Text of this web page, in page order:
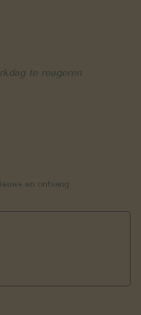
te reageren
en ontvang